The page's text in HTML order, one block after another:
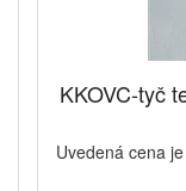
KKOVC-tyč
Uvedená cena